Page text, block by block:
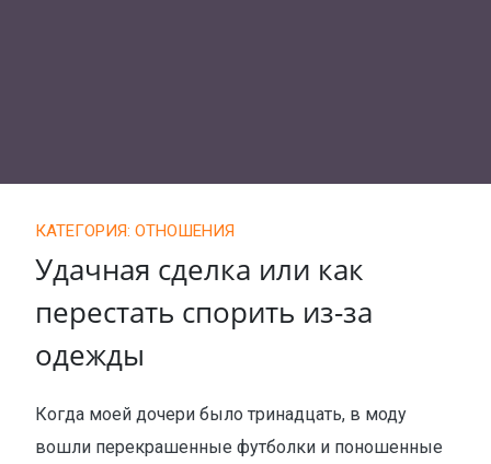
КАТЕГОРИЯ: ОТНОШЕНИЯ
Удачная сделка или как
перестать спорить из-за
одежды
Когда моей дочери было тринадцать, в моду
вошли перекрашенные футболки и поношенные